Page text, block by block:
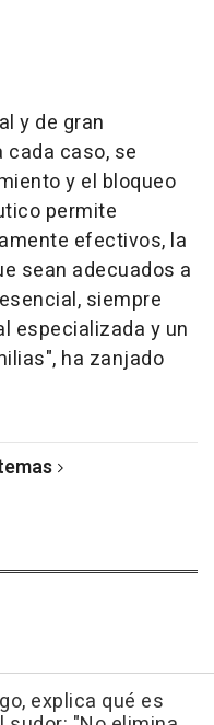
y de gran
caso, se
y el bloqueo
permite
efectivos, la
sean adecuados a
siempre
especializada y un
ha zanjado
explica qué es